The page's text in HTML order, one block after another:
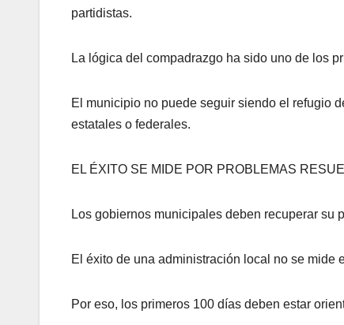
partidistas.
La lógica del compadrazgo ha sido uno de los
El municipio no puede seguir siendo el refugio
estatales o federales.
EL ÉXITO SE MIDE POR PROBLEMAS
Los gobiernos municipales deben recuperar su
El éxito de una administración local no se mide
Por eso, los primeros 100 días deben estar